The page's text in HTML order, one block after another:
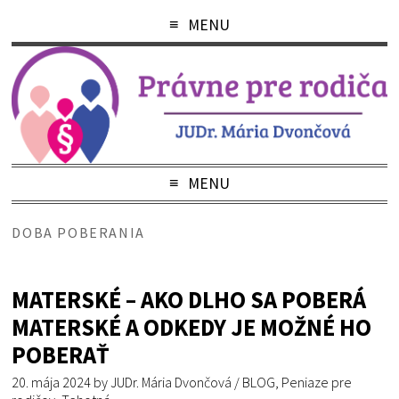
MENU
MENU
DOBA POBERANIA
MATERSKÉ – AKO DLHO SA POBERÁ
MATERSKÉ A ODKEDY JE MOŽNÉ HO
POBERAŤ
20. mája 2024 byJUDr. Mária Dvončová / BLOG, Peniaze pre